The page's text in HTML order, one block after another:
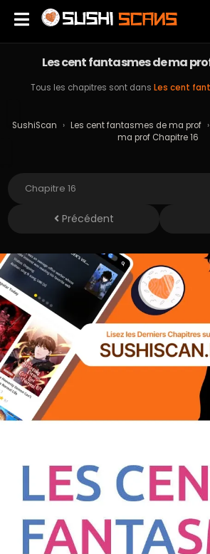
Les cent fantasmes de ma
Tous les chapitres sont dans Les cent
SushiScan › Les cent fantasmes de ma prof ›
ma prof Chapitre 16
Précédent